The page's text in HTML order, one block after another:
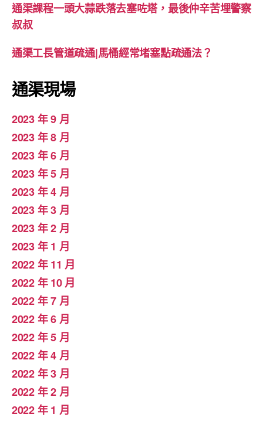
通渠課程一頭大蒜跌落去塞咗塔，最後仲辛苦埋警察
叔叔
通渠工長管道疏通|馬桶經常堵塞點疏通法？
通渠現場
2023 年 9 月
2023 年 8 月
2023 年 6 月
2023 年 5 月
2023 年 4 月
2023 年 3 月
2023 年 2 月
2023 年 1 月
2022 年 11 月
2022 年 10 月
2022 年 7 月
2022 年 6 月
2022 年 5 月
2022 年 4 月
2022 年 3 月
2022 年 2 月
2022 年 1 月